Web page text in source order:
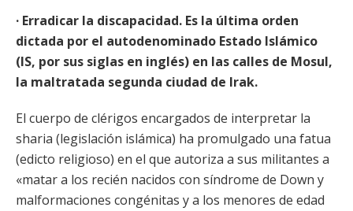
· Erradicar la discapacidad. Es la última orden
dictada por el autodenominado Estado Islámico
(IS, por sus siglas en inglés) en las calles de Mosul,
la maltratada segunda ciudad de Irak.
El cuerpo de clérigos encargados de interpretar la
sharia (legislación islámica) ha promulgado una fatua
(edicto religioso) en el que autoriza a sus militantes a
«matar a los recién nacidos con síndrome de Down y
malformaciones congénitas y a los menores de edad